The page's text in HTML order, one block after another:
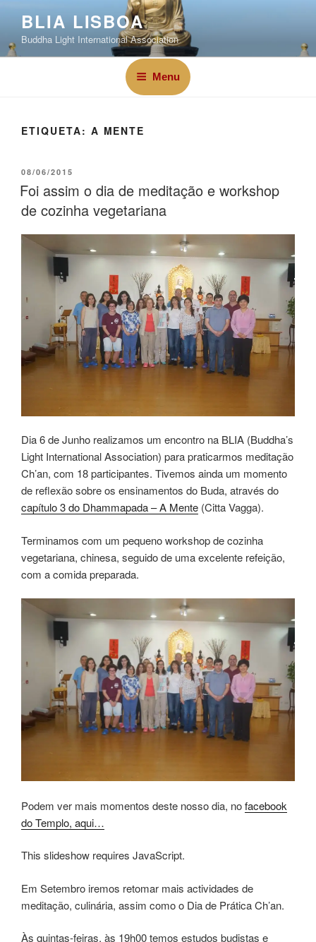
BLIA LISBOA
Buddha Light International Association
Menu
ETIQUETA: A MENTE
08/06/2015
Foi assim o dia de meditação e workshop
de cozinha vegetariana
Dia 6 de Junho realizamos um encontro na BLIA (Buddha’s
Light International Association) para praticarmos meditação
Ch’an, com 18 participantes. Tivemos ainda um momento
de reflexão sobre os ensinamentos do Buda, através do
capítulo 3 do Dhammapada – A Mente (Citta Vagga).
Terminamos com um pequeno workshop de cozinha
vegetariana, chinesa, seguido de uma excelente refeição,
com a comida preparada.
Podem ver mais momentos deste nosso dia, nofacebook
do Templo, aqui…
This slideshow requires JavaScript.
Em Setembro iremos retomar mais actividades de
meditação, culinária, assim como o Dia de Prática Ch’an.
Às quintas-feiras, às 19h00 temos estudos budistas e